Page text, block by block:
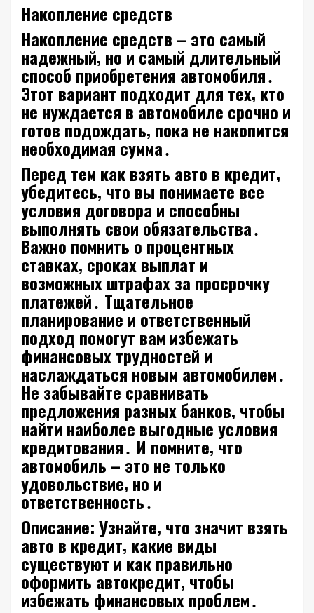
Накопление средств
Накопление средств – это самый
надежный‚ но и самый длительный
способ приобретения автомобиля․
Этот вариант подходит для тех‚ кто
не нуждается в автомобиле срочно и
готов подождать‚ пока не накопится
необходимая сумма․
Перед тем как взять авто в кредит‚
убедитесь‚ что вы понимаете все
условия договора и способны
выполнять свои обязательства․
Важно помнить о процентных
ставках‚ сроках выплат и
возможных штрафах за просрочку
платежей․ Тщательное
планирование и ответственный
подход помогут вам избежать
финансовых трудностей и
наслаждаться новым автомобилем․
Не забывайте сравнивать
предложения разных банков‚ чтобы
найти наиболее выгодные условия
кредитования․ И помните‚ что
автомобиль – это не только
удовольствие‚ но и
ответственность․
Описание: Узнайте‚ что значит взять
авто в кредит‚ какие виды
существуют и как правильно
оформить автокредит‚ чтобы
избежать финансовых проблем․